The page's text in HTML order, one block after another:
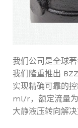
我们公司是全球
我们隆重推出
实现精确可靠的
ml/r，额定流量
大静液压转向解决